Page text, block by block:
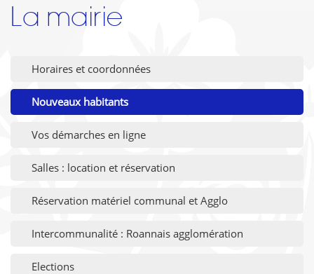
La mairie
Horaires et coordonnées
Nouveaux habitants
Vos démarches en ligne
Salles : location et réservation
Réservation matériel communal et Agglo
Intercommunalité : Roannais agglomération
Elections